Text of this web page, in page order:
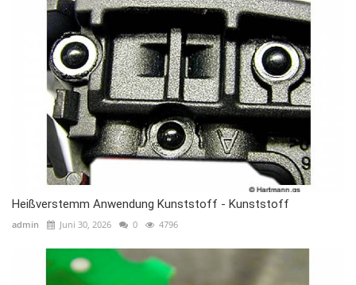
Heißverstemm Anwendung Kunststoff - Kunststoff
admin Juni 30, 2026 0 4796